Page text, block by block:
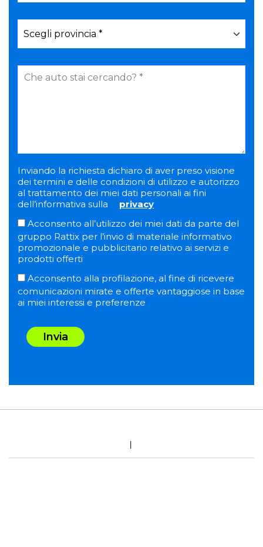
Inviando la richiesta dichiaro di aver preso visione
dei termini e delle condizioni di utilizzo e autorizzo
al trattamento dei miei dati personali ai fini
dell’informativa sulla
privacy
Acconsento all’utilizzo dei miei dati da parte del
gruppo Rattix per l’invio di materiale informativo
promozionale e pubblicitario relativo ai servizi e
prodotti offerti
Acconsento alla profilazione, al fine di ricevere
comunicazioni mirate e offerte vantaggiose in base
ai miei interessi e preferenze
Invia